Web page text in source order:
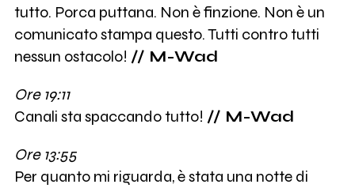
tutto. Porca puttana. Non è finzione. Non è un
comunicato stampa questo. Tutti contro tutti
nessun ostacolo! // M-Wad
Ore 19:11
Canali sta spaccando tutto! // M-Wad
Ore 13:55
Per quanto mi riguarda, è stata una notte di